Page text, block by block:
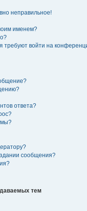
неправильное!
именем?
требуют войти на
ответа?
сообщения?
тем